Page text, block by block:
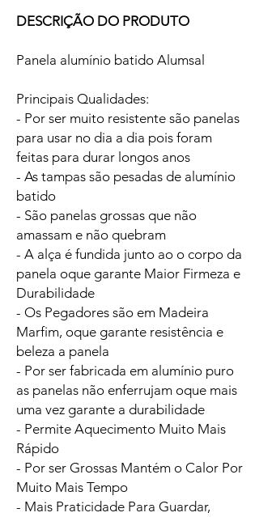
DESCRIÇÃO DO PRODUTO
Panela alumínio batido Alumsal
Principais Qualidades:
- Por ser muito resistente são panelas
para usar no dia a dia pois foram
feitas para durar longos anos
- As tampas são pesadas de alumínio
batido
- São panelas grossas que não
amassam e não quebram
- A alça é fundida junto ao o corpo da
panela oque garante Maior Firmeza e
Durabilidade
- Os Pegadores são em Madeira
Marfim, oque garante resistência e
beleza a panela
- Por ser fabricada em alumínio puro
as panelas não enferrujam oque mais
uma vez garante a durabilidade
- Permite Aquecimento Muito Mais
Rápido
- Por ser Grossas Mantém o Calor Por
Muito Mais Tempo
- Mais Praticidade Para Guardar,